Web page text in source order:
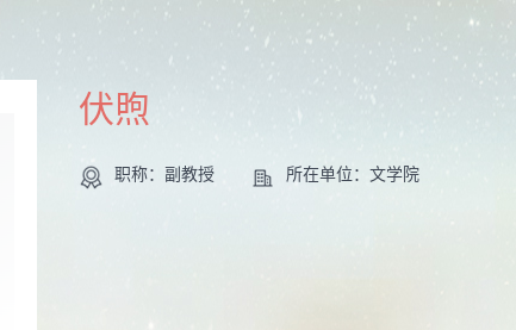
伏煦
职称：副教授 所在单位：文学院